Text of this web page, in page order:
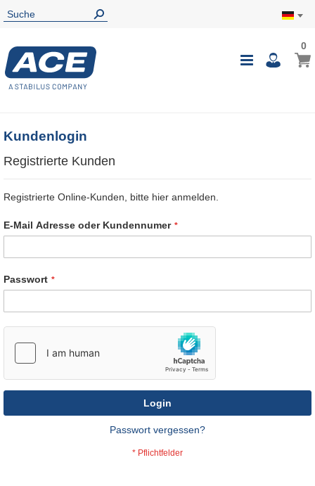
00
Kundenlogin
Registrierte Kunden
Registrierte Online-Kunden, bitte hier anmelden.
E-Mail Adresse oder Kundennumer
Passwort
Login
Passwort vergessen?